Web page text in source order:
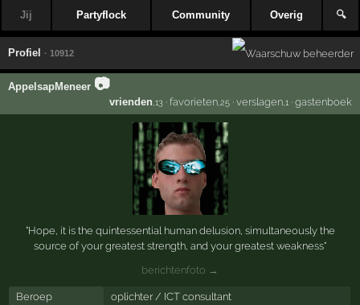
Jij Partyflock Community Overig 🔍
Profiel · 10912
AppelsapMeneer 📷
vrienden ,13· favorieten,25· verslagen,1· gastenboek
"Hope, it is the quintessential human delusion, simultaneously the
source of your greatest strength, and your greatest weakness"
berichtenfoto →
Beroep
oplichter / ICT consultant